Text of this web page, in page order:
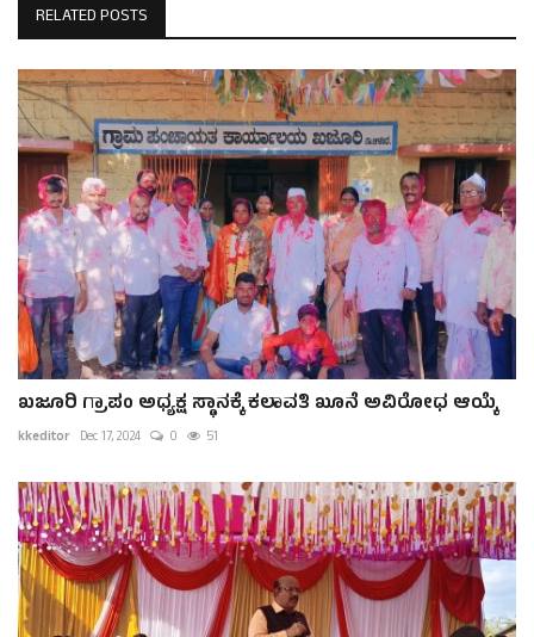
RELATED POSTS
ಖಜೂರಿ ಗ್ರಾಪಂ ಅಧ್ಯಕ್ಷ ಸ್ಥಾನಕ್ಕೆ ಕಲಾವತಿ ಖೂನೆ ಅವಿರೋಧ ಆಯ್ಕೆ
kkeditor Dec 17, 2024 0 51